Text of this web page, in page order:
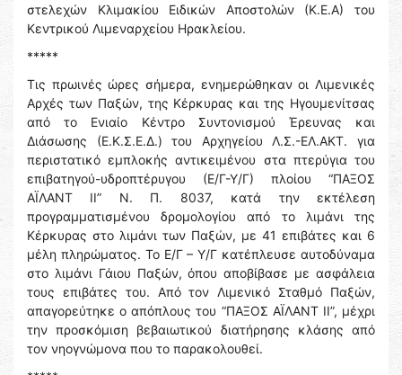
στελεχών Κλιμακίου Ειδικών Αποστολών (Κ.Ε.Α) του
Κεντρικού Λιμεναρχείου Ηρακλείου.
*****
Τις πρωινές ώρες σήμερα, ενημερώθηκαν οι Λιμενικές
Αρχές των Παξών, της Κέρκυρας και της Ηγουμενίτσας
από το Ενιαίο Κέντρο Συντονισμού Έρευνας και
Διάσωσης (Ε.Κ.Σ.Ε.Δ.) του Αρχηγείου Λ.Σ.-ΕΛ.ΑΚΤ. για
περιστατικό εμπλοκής αντικειμένου στα πτερύγια του
επιβατηγού-υδροπτέρυγου (Ε/Γ-Υ/Γ) πλοίου “ΠΑΞΟΣ
ΑΪΛΑΝΤ ΙΙ” Ν. Π. 8037, κατά την εκτέλεση
προγραμματισμένου δρομολογίου από το λιμάνι της
Κέρκυρας στο λιμάνι των Παξών, με 41 επιβάτες και 6
μέλη πληρώματος. Το Ε/Γ – Υ/Γ κατέπλευσε αυτοδύναμα
στο λιμάνι Γάιου Παξών, όπου αποβίβασε με ασφάλεια
τους επιβάτες του. Από τον Λιμενικό Σταθμό Παξών,
απαγορεύτηκε ο απόπλους του “ΠΑΞΟΣ ΑΪΛΑΝΤ ΙΙ”, μέχρι
την προσκόμιση βεβαιωτικού διατήρησης κλάσης από
τον νηογνώμονα που το παρακολουθεί.